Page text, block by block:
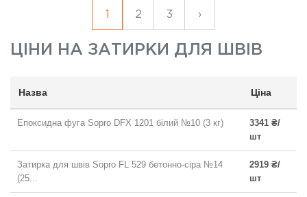
1 2 3 ›
ЦІНИ НА ЗАТИРКИ ДЛЯ ШВІВ
Назва Ціна
Епоксидна фуга Sopro DFX 1201 білий №10 (3 кг)
3341 ₴/
шт
Затирка для швів Sopro FL 529 бетонно-сіра №14
(25...
2919 ₴/
шт